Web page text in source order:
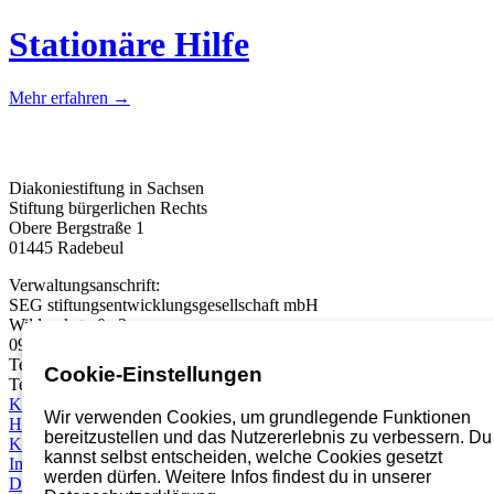
Stationäre Hilfe
Mehr erfahren →
Diakoniestiftung in Sachsen
Stiftung bürgerlichen Rechts
Obere Bergstraße 1
01445 Radebeul
Verwaltungsanschrift:
SEG stiftungsentwicklungsgesellschaft mbH
Wildparkstraße 3
09247 Chemnitz
Telefon:
03722 46937 0
Telefax: 03722 49937 99
Karriereportal
Hinweisgebersystem
Kontakt
Impressum
Datenschutz
Cookie-Einstellungen
Wir verwenden Cookies, um grundlegende Funktionen
bereitzustellen und das Nutzererlebnis zu verbessern. Du
kannst selbst entscheiden, welche Cookies gesetzt
werden dürfen. Weitere Infos findest du in unserer